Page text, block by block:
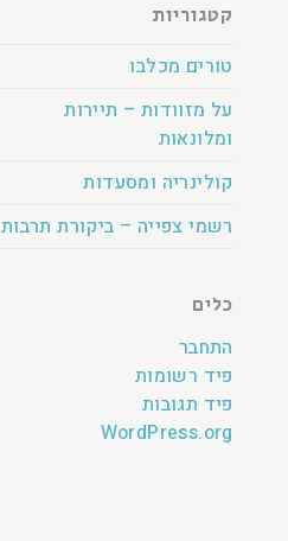
קטגוריות
טורים מכלבו
על מזוודות – תיירות
ומלונאות
קולינריה ומסעדות
רשמי צפייה – ביקורת תרבות
כלים
התחבר
פיד רשומות
פיד תגובות
WordPress.org